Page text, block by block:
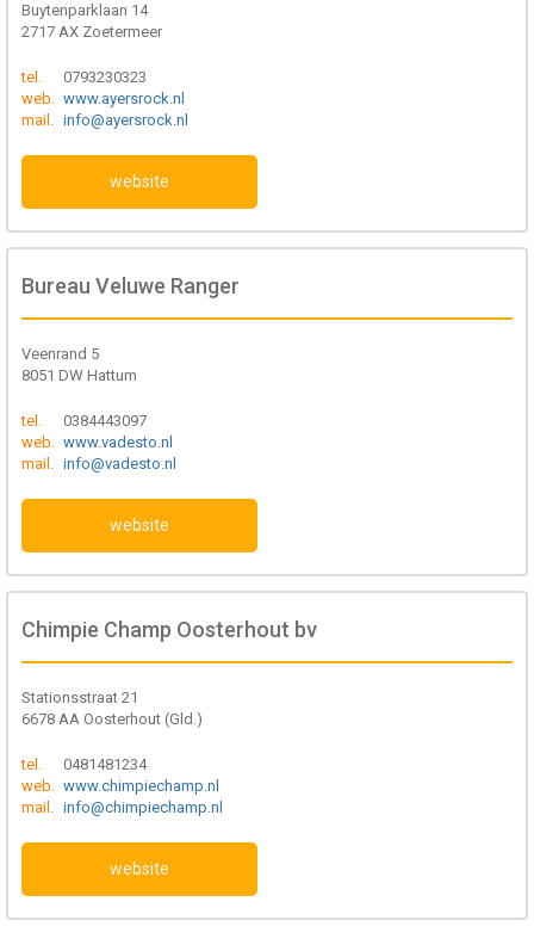
Buytenparklaan 14
2717 AX Zoetermeer
tel.
0793230323
web. www.ayersrock.nl
mail. info@ayersrock.nl
website
Bureau Veluwe Ranger
Veenrand 5
8051 DW Hattum
tel.
0384443097
web. www.vadesto.nl
mail. info@vadesto.nl
website
Chimpie Champ Oosterhout bv
Stationsstraat 21
6678 AA Oosterhout (Gld.)
tel.
0481481234
web. www.chimpiechamp.nl
mail. info@chimpiechamp.nl
website